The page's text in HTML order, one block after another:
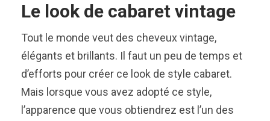
Le look de cabaret vintage
Tout le monde veut des cheveux vintage,
élégants et brillants. Il faut un peu de temps et
d’efforts pour créer ce look de style cabaret.
Mais lorsque vous avez adopté ce style,
l’apparence que vous obtiendrez est l’un des